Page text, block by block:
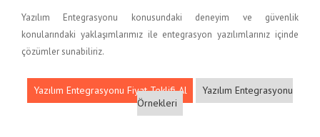
Yazılım Entegrasyonu konusundaki deneyim ve güvenlik
konularındaki yaklaşımlarımız ile entegrasyon yazılımlarınız içinde
çözümler sunabiliriz.
Yazılım Entegrasyonu Fiyat Teklifi Al
Yazılım Entegrasyonu
Örnekleri